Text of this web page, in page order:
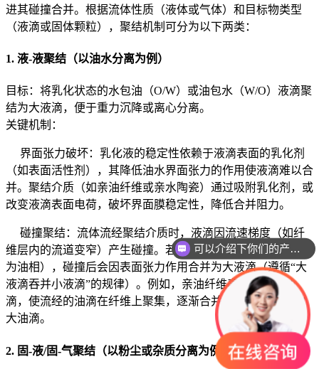
进其碰撞合并。根据流体性质（液体或气体）和目标物类型
（液滴或固体颗粒），聚结机制可分为以下两类：
1. 液-液聚结（以油水分离为例）
目标：将乳化状态的水包油（O/W）或油包水（W/O）液滴聚
结为大液滴，便于重力沉降或离心分离。
关键机制：
界面张力破坏：乳化液的稳定性依赖于液滴表面的乳化剂
（如表面活性剂），其降低油水界面张力的作用使液滴难以合
并。聚结介质（如亲油纤维或亲水陶瓷）通过吸附乳化剂，或
改变液滴表面电荷，破坏界面膜稳定性，降低合并阻力。
碰撞聚结：流体流经聚结介质时，液滴因流速梯度（如纤
维层内的流道变窄）产生碰撞。若两液滴表面性质相似（如同
为油相），碰撞后会因表面张力作用合并为大液滴（遵循“大
液滴吞并小液滴”的规律）。例如，亲油纤维表面易吸附油
滴，使流经的油滴在纤维上聚集，逐渐合并为直径＞50μm的
大油滴。
2. 固-液/固-气聚结（以粉尘或杂质分离为例）
可以介绍下你们的产品么